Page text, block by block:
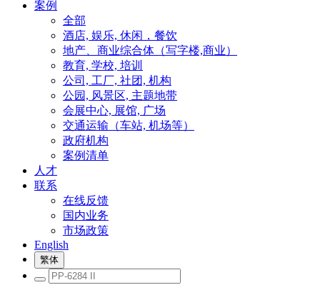
案例
全部
酒店, 娱乐, 休闲，餐饮
地产、商业综合体（写字楼,商业）
教育, 学校, 培训
公司, 工厂, 社团, 机构
公园, 风景区, 主题地带
会展中心, 展馆, 广场
交通运输（车站, 机场等）
政府机构
案例清单
人才
联系
在线反馈
国内业务
市场政策
English
繁体